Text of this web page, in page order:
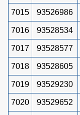
7015 93526986
7016 93528534
7017 93528577
7018 93528605
7019 93529230
7020 93529652